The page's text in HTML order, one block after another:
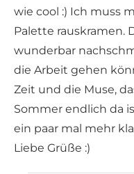
wie cool :) Ich muss
Palette rauskramen.
wunderbar
die Arbeit gehen
Zeit und die Muse,
Sommer endlich da
ein paar mal mehr
Liebe Grüße :)